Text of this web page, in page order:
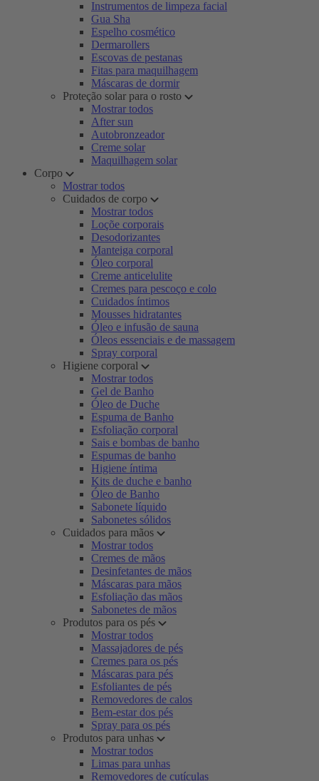
Instrumentos de limpeza facial
Gua Sha
Espelho cosmético
Dermarollers
Escovas de pestanas
Fitas para maquilhagem
Máscaras de dormir
Proteção solar para o rosto
Mostrar todos
After sun
Autobronzeador
Creme solar
Maquilhagem solar
Corpo
Mostrar todos
Cuidados de corpo
Mostrar todos
Loçõe corporais
Desodorizantes
Manteiga corporal
Óleo corporal
Creme anticelulite
Cremes para pescoço e colo
Cuidados íntimos
Mousses hidratantes
Óleo e infusão de sauna
Óleos essenciais e de massagem
Spray corporal
Higiene corporal
Mostrar todos
Gel de Banho
Óleo de Duche
Espuma de Banho
Esfoliação corporal
Sais e bombas de banho
Espumas de banho
Higiene íntima
Kits de duche e banho
Óleo de Banho
Sabonete líquido
Sabonetes sólidos
Cuidados para mãos
Mostrar todos
Cremes de mãos
Desinfetantes de mãos
Máscaras para mãos
Esfoliação das mãos
Sabonetes de mãos
Produtos para os pés
Mostrar todos
Massajadores de pés
Cremes para os pés
Máscaras para pés
Esfoliantes de pés
Removedores de calos
Bem-estar dos pés
Spray para os pés
Produtos para unhas
Mostrar todos
Limas para unhas
Removedores de cutículas